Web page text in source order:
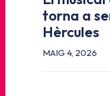
torna a
Hèrcules
MAIG 4, 2026